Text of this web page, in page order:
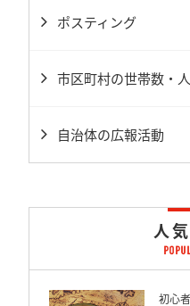
ポスティング
市区町村の世帯数・
自治体の広報活動
人
初心